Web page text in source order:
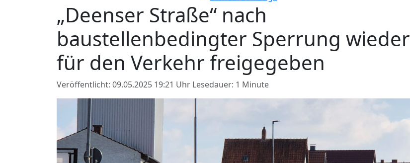
„Deenser Straße“ nach
baustellenbedingter Sperrung wieder
für den Verkehr freigegeben
Veröffentlicht: 09.05.2025 19:21 Uhr Lesedauer: 1 Minute